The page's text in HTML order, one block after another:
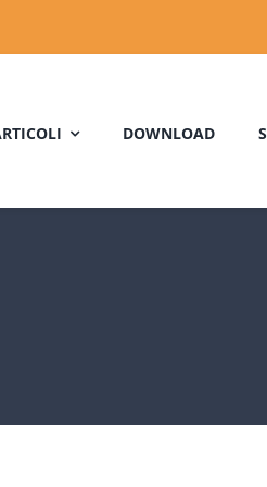
DOWNLOAD